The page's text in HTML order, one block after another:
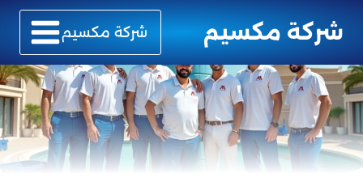
المحتوى
شركة مكسيم شركة مكسيم